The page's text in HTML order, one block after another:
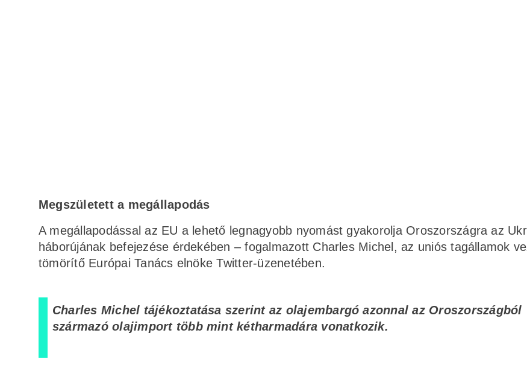
Megszületett a megállapodás
A megállapodással az EU a lehető legnagyobb nyomást gyakorolja Oroszországra az
háborújának befejezése érdekében – fogalmazott Charles Michel, az uniós tagállamok
tömörítő Európai Tanács elnöke Twitter-üzenetében.
Charles Michel tájékoztatása szerint az olajembargó azonnal az Oroszországból
származó olajimport több mint kétharmadára vonatkozik.